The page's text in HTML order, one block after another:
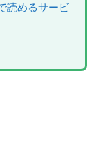
読めるサービ